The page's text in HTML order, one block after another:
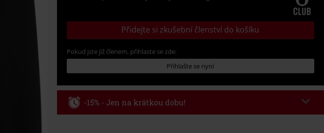
Přidejte si zkušební členství do košíku
Pokud jste již členem, přihlaste se zde:
Přihlašte se nyní
-15% - Jen na krátkou dobu!